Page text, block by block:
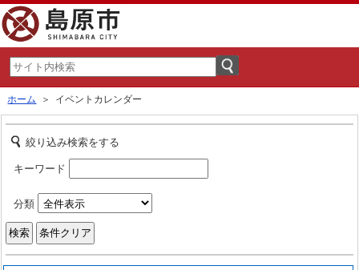
ホーム ＞ イベントカレンダー
絞り込み検索をする
キーワード
分類